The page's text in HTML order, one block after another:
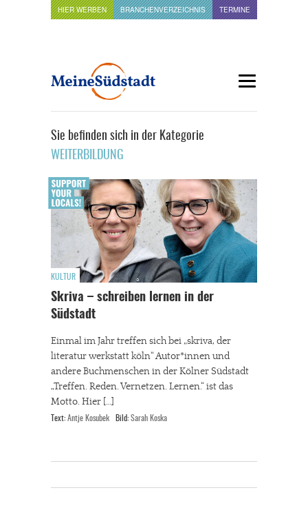
HIER WERBEN BRANCHENVERZEICHNIS TERMINE
Sie befinden sich in der Kategorie
WEITERBILDUNG
KULTUR
Skriva – schreiben lernen in der
Südstadt
Einmal im Jahr treffen sich bei „skriva, der
literatur werkstatt köln“ Autor*innen und
andere Buchmenschen in der Kölner Südstadt
„Treffen. Reden. Vernetzen. Lernen.“ ist das
Motto. Hier […]
Text: Antje Kosubek Bild: Sarah Koska